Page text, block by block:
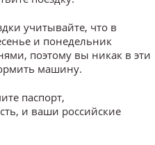
учитывайте, что в
и понедельник
поэтому вы никак в эти
машину.
паспорт,
и ваши российские